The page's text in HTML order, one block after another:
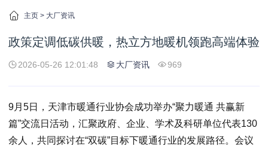
主页 > 大厂资讯
政策定调低碳供暖，热立方地暖机领跑高端体验
2026-05-26 12:01:48 大厂资讯 969
9月5日，天津市暖通行业协会成功举办“聚力暖通 共赢新
篇”交流日活动，汇聚政府、企业、学术及科研单位代表130
余人，共同探讨在“双碳”目标下暖通行业的发展路径。会议